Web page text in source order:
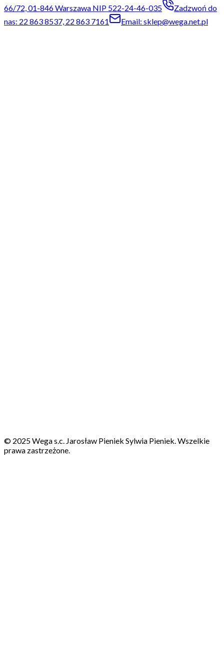
66/72, 01-846 Warszawa NIP 522-24-46-035
Zadzwoń do
nas: 22 863 8537, 22 863 7161
Email: sklep@wega.net.pl
© 2025 Wega s.c. Jarosław Pieniek Sylwia Pieniek. Wszelkie
prawa zastrzeżone.